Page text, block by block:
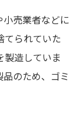
売業者などに
てられていた
製造していま
のため、ゴミ